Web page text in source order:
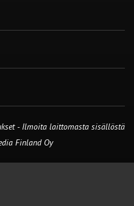
- Ilmoita laittomasta sisällöstä
Finland Oy